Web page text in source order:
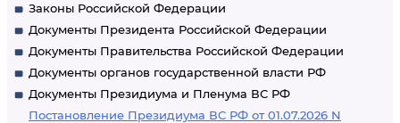
Законы Российской Федерации
Документы Президента Российской Федерации
Документы Правительства Российской Федерации
Документы органов государственной власти РФ
Документы Президиума и Пленума ВС РФ
Постановление Президиума ВС РФ от 01.07.2026 N